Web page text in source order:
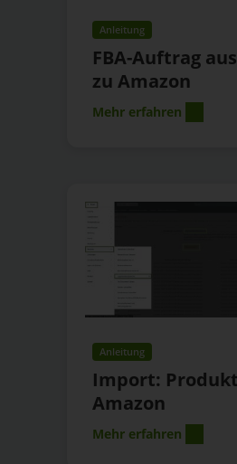
Anleitung
FBA-Auftrag
zu Amazon
Mehr erfahren
Anleitung
Import:
Amazon
Mehr erfahren